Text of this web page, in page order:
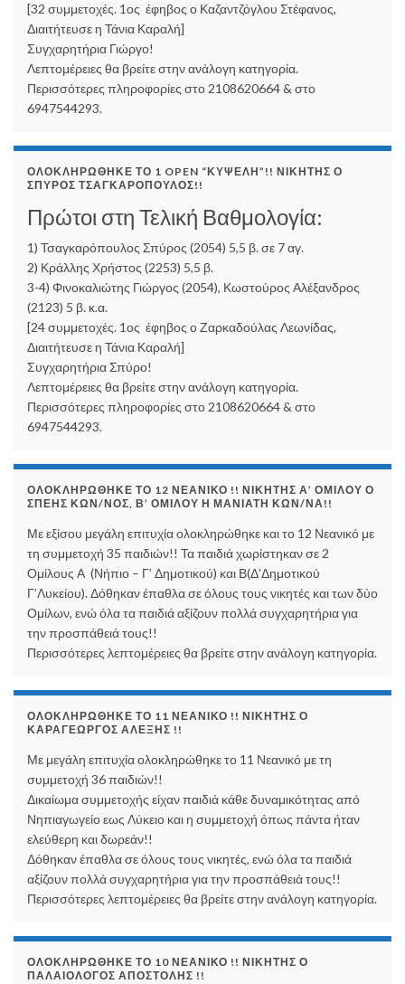
[32 συμμετοχές. 1ος έφηβος ο Καζαντζόγλου Στέφανος,
Διαιτήτευσε η Τάνια Καραλή]
Συγχαρητήρια Γιώργο!
Λεπτομέρειες θα βρείτε στην ανάλογη κατηγορία.
Περισσότερες πληροφορίες στο 2108620664 & στο
6947544293.
ΟΛΟΚΛΗΡΏΘΗΚΕ ΤΟ 1 OPEN “ΚΥΨΈΛΗ”!! ΝΙΚΗΤΉΣ Ο
ΣΠΎΡΟΣ ΤΣΑΓΚΑΡΌΠΟΥΛΟΣ!!
Πρώτοι στη Τελική Βαθμολογία:
1) Τσαγκαρόπουλος Σπύρος (2054) 5,5 β. σε 7 αγ.
2) Κράλλης Χρήστος (2253) 5,5 β.
3-4) Φινοκαλιώτης Γιώργος (2054), Κωστούρος Αλέξανδρος
(2123) 5 β. κ.α.
[24 συμμετοχές. 1ος έφηβος ο Ζαρκαδούλας Λεωνίδας,
Διαιτήτευσε η Τάνια Καραλή]
Συγχαρητήρια Σπύρο!
Λεπτομέρειες θα βρείτε στην ανάλογη κατηγορία.
Περισσότερες πληροφορίες στο 2108620664 & στο
6947544293.
ΟΛΟΚΛΗΡΏΘΗΚΕ ΤΟ 12 ΝΕΑΝΙΚΌ !! ΝΙΚΗΤΉΣ Α’ ΟΜΊΛΟΥ Ο
ΣΠΈΗΣ ΚΩΝ/ΝΟΣ, Β’ ΟΜΊΛΟΥ Η ΜΑΝΙΆΤΗ ΚΩΝ/ΝΑ!!
Με εξίσου μεγάλη επιτυχία ολοκληρώθηκε και το 12 Νεανικό με
τη συμμετοχή 35 παιδιών!! Τα παιδιά χωρίστηκαν σε 2
Ομίλους Α (Νήπιο – Γ’ Δημοτικού) και Β(Δ’Δημοτικού
Γ’Λυκείου). Δόθηκαν έπαθλα σε όλους τους νικητές και των δύο
Ομίλων, ενώ όλα τα παιδιά αξίζουν πολλά συγχαρητήρια για
την προσπάθειά τους!!
Περισσότερες λεπτομέρειες θα βρείτε στην ανάλογη κατηγορία.
ΟΛΟΚΛΗΡΏΘΗΚΕ ΤΟ 11 ΝΕΑΝΙΚΌ !! ΝΙΚΗΤΉΣ Ο
ΚΑΡΑΓΕΏΡΓΟΣ ΑΛΈΞΗΣ !!
Με μεγάλη επιτυχία ολοκληρώθηκε το 11 Νεανικό με τη
συμμετοχή 36 παιδιών!!
Δικαίωμα συμμετοχής είχαν παιδιά κάθε δυναμικότητας από
Νηπιαγωγείο εως Λύκειο και η συμμετοχή όπως πάντα ήταν
ελεύθερη και δωρεάν!!
Δόθηκαν έπαθλα σε όλους τους νικητές, ενώ όλα τα παιδιά
αξίζουν πολλά συγχαρητήρια για την προσπάθειά τους!!
Περισσότερες λεπτομέρειες θα βρείτε στην ανάλογη κατηγορία.
ΟΛΟΚΛΗΡΏΘΗΚΕ ΤΟ 10 ΝΕΑΝΙΚΌ !! ΝΙΚΗΤΉΣ Ο
ΠΑΛΑΙΟΛΌΓΟΣ ΑΠΟΣΤΌΛΗΣ !!